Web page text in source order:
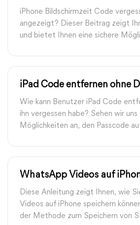
wird nicht angezeigt
iPhone Bildschirmzeit Code
angezeigt? Dieser Beitrag zeigt
und bietet Ihnen eine sichere
iPad Code entfernen ohne
Möglichkeiten
Wie kann Benutzer iPad Code
ihn vergessen habe? Sehen wir uns
Möglichkeiten an, den Passcode
WhatsApp Videos auf
sowie Statusvideos: 3 Wege
Diese Anleitung zeigt Ihnen, wie
Videos auf iPhone speichern
der Methode zum Speichern von